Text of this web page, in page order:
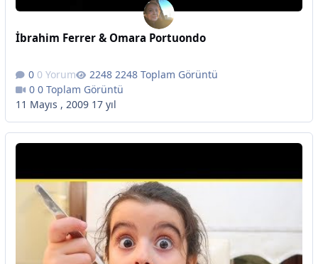
İbrahim Ferrer & Omara Portuondo
0 Yorum
2248 Toplam Görüntü
0 Toplam Görüntü
11 Mayıs , 2009 17 yıl